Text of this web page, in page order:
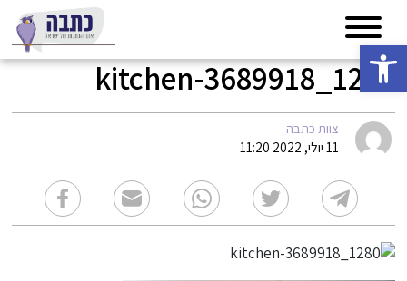
פתח סרגל נגישות
kitchen-3689918_1280
צוות כתבה
11 יולי, 2022 11:20